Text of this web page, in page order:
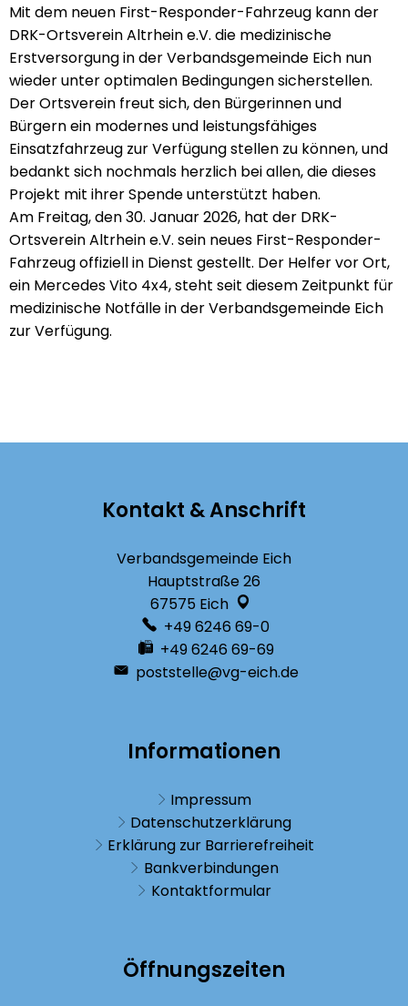
Mit dem neuen First-Responder-Fahrzeug kann der
DRK-Ortsverein Altrhein e.V. die medizinische
Erstversorgung in der Verbandsgemeinde Eich nun
wieder unter optimalen Bedingungen sicherstellen.
Der Ortsverein freut sich, den Bürgerinnen und
Bürgern ein modernes und leistungsfähiges
Einsatzfahrzeug zur Verfügung stellen zu können, und
bedankt sich nochmals herzlich bei allen, die dieses
Projekt mit ihrer Spende unterstützt haben.
Am Freitag, den 30. Januar 2026, hat der DRK-
Ortsverein Altrhein e.V. sein neues First-Responder-
Fahrzeug offiziell in Dienst gestellt. Der Helfer vor Ort,
ein Mercedes Vito 4x4, steht seit diesem Zeitpunkt für
medizinische Notfälle in der Verbandsgemeinde Eich
zur Verfügung.
Kontakt & Anschrift
Verbandsgemeinde Eich
Hauptstraße 26
67575 Eich
+49 6246 69-0
+49 6246 69-69
poststelle@vg-eich.de
Informationen
Impressum
Datenschutzerklärung
Erklärung zur Barrierefreiheit
Bankverbindungen
Kontaktformular
Öffnungszeiten